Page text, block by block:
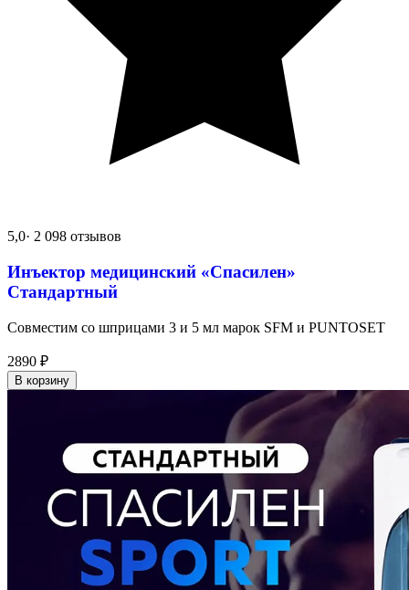
5,0· 2 098 отзывов
Инъектор медицинский «Спасилен»
Стандартный
Совместим со шприцами 3 и 5 мл марок SFM и PUNTOSET
2890 ₽
В корзину